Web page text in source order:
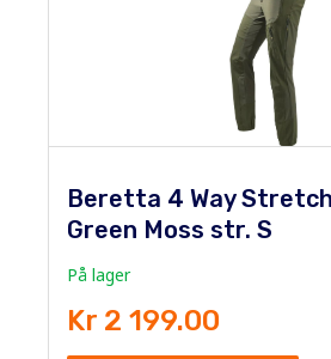
Beretta 4 Way
Green Moss str. S
På lager
Kr 2 199.00